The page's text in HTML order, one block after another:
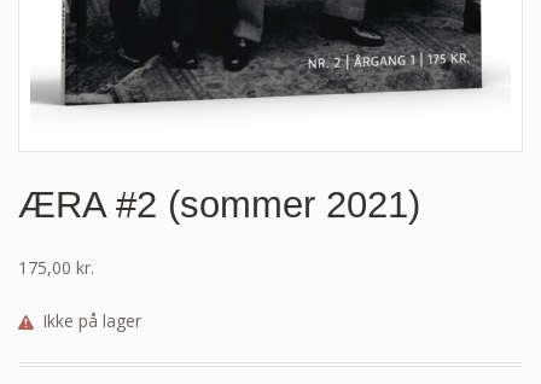
ÆRA #2 (sommer 2021)
175,00 kr.
Ikke på lager